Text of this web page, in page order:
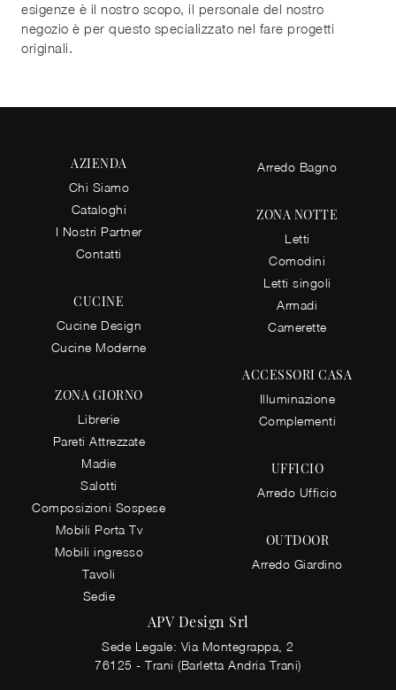
esigenze è il nostro scopo, il personale del nostro
negozio è per questo specializzato nel fare progetti
originali.
AZIENDA
Chi Siamo
Cataloghi
I Nostri Partner
Contatti
CUCINE
Cucine Design
Cucine Moderne
ZONA GIORNO
Librerie
Pareti Attrezzate
Madie
Salotti
Composizioni Sospese
Mobili Porta Tv
Mobili ingresso
Tavoli
Sedie
Arredo Bagno
ZONA NOTTE
Letti
Comodini
Letti singoli
Armadi
Camerette
ACCESSORI CASA
Illuminazione
Complementi
UFFICIO
Arredo Ufficio
OUTDOOR
Arredo Giardino
APV Design Srl
Sede Legale: Via Montegrappa, 2
76125 - Trani (Barletta Andria Trani)